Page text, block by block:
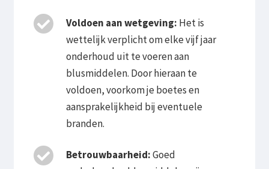
Voldoen aan wetgeving: Het is
wettelijk verplicht om elke vijf jaar
onderhoud uit te voeren aan
blusmiddelen. Door hieraan te
voldoen, voorkom je boetes en
aansprakelijkheid bij eventuele
branden.
Betrouwbaarheid:Goed